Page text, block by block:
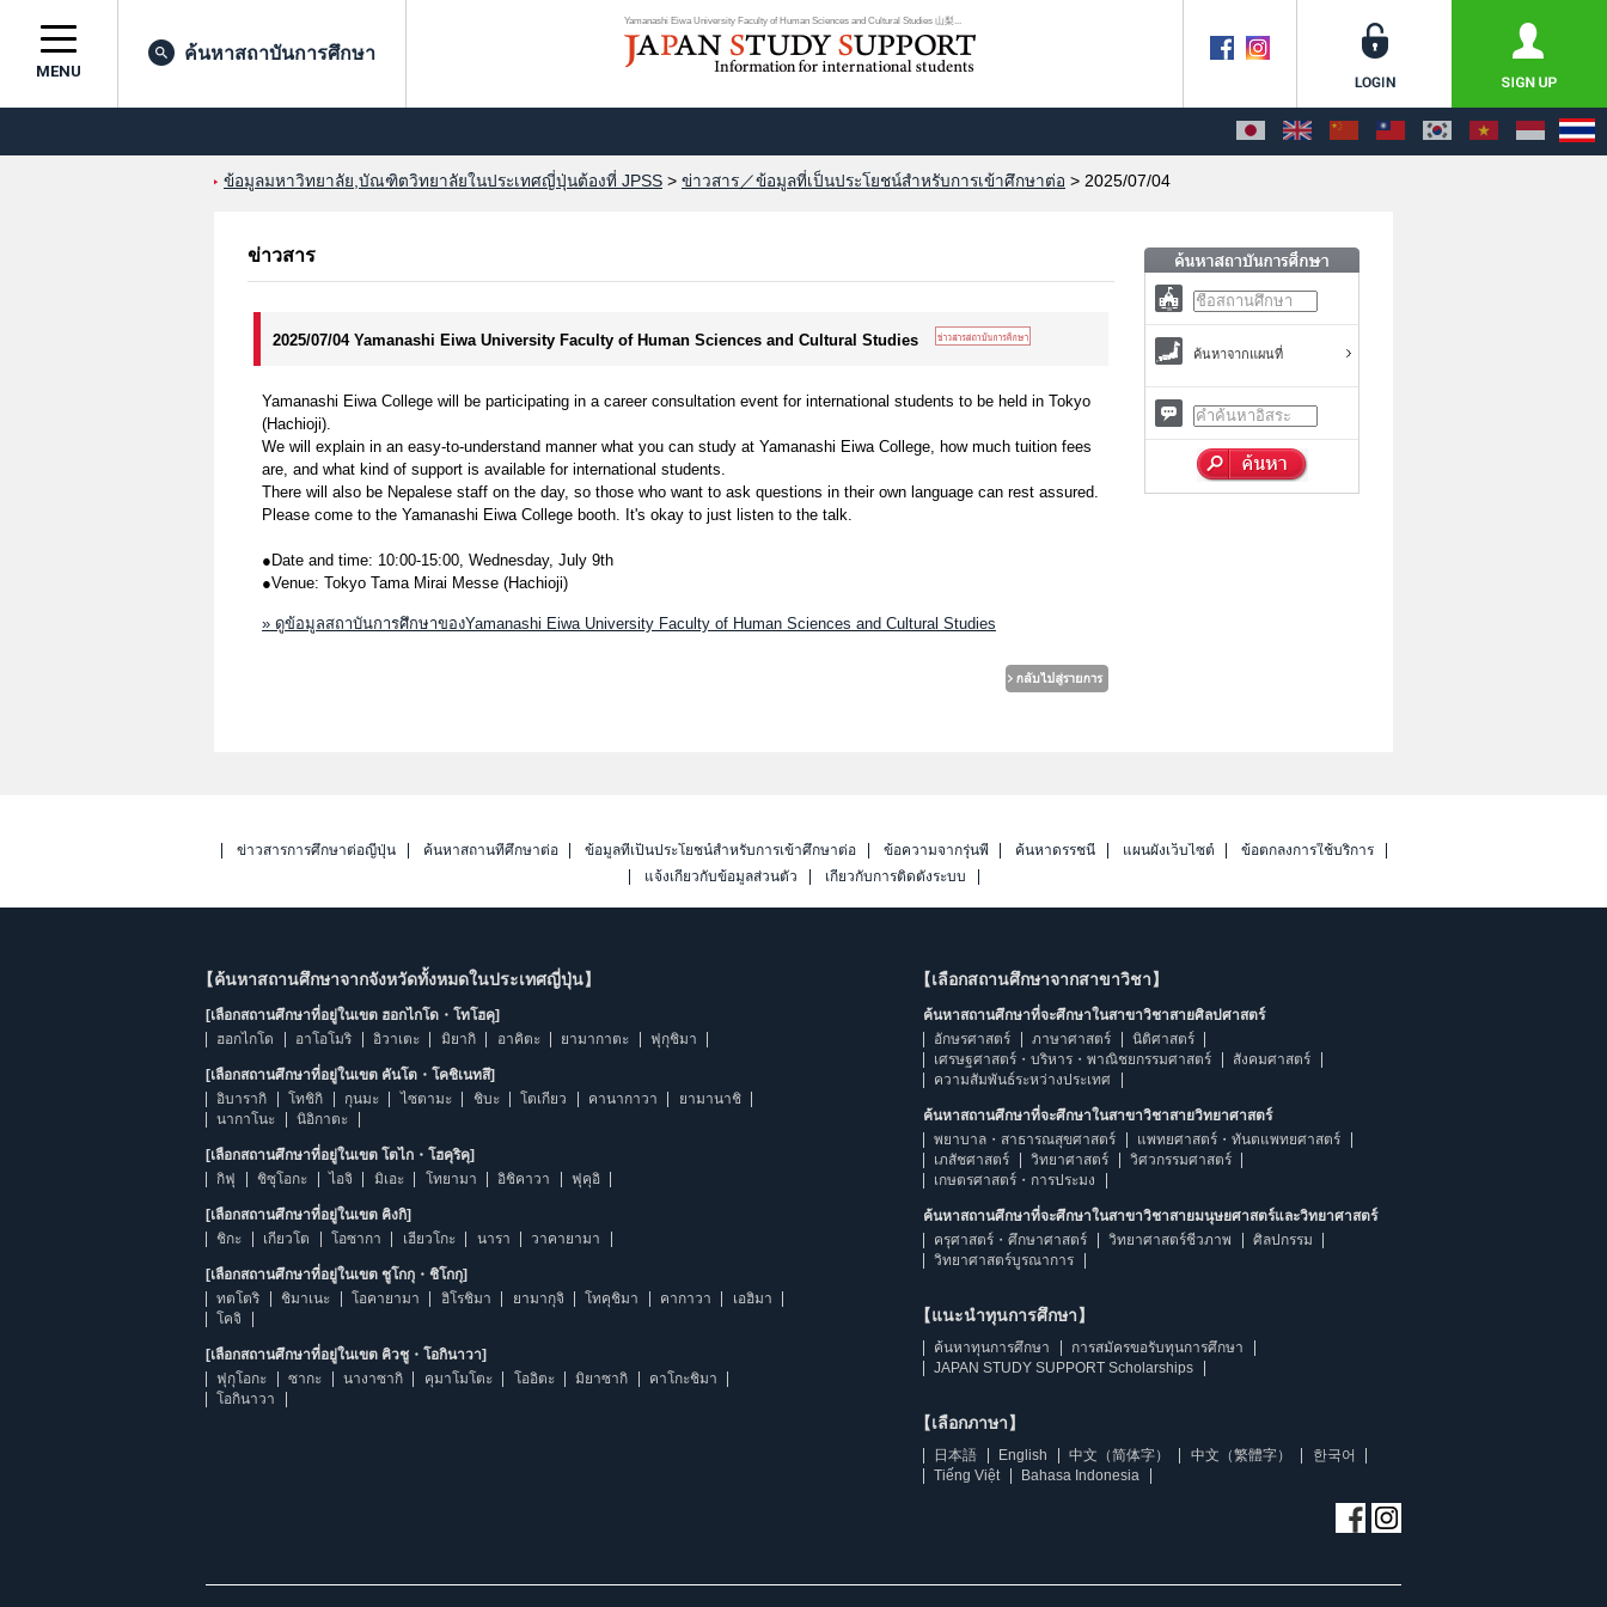
Yamanashi Eiwa University Faculty of Human Sciences and Cultural Studies 山梨...
MENU
ค้นหาสถาบันการศึกษา
ข้อมูลมหาวิทยาลัย,บัณฑิตวิทยาลัยในประเทศญี่ปุ่นต้องที่ JPSS > ข่าวสาร／ข้อมูลที่เป็นประโยชน์สำหรับการเข้าศึกษาต่อ > 2025/07/04
ข่าวสาร
2025/07/04 Yamanashi Eiwa University Faculty of Human Sciences and Cultural Studies
Yamanashi Eiwa College will be participating in a career consultation event for international students to be held in Tokyo
(Hachioji).
We will explain in an easy-to-understand manner what you can study at Yamanashi Eiwa College, how much tuition fees
are, and what kind of support is available for international students.
There will also be Nepalese staff on the day, so those who want to ask questions in their own language can rest assured.
Please come to the Yamanashi Eiwa College booth. It's okay to just listen to the talk.
●Date and time: 10:00-15:00, Wednesday, July 9th
●Venue: Tokyo Tama Mirai Messe (Hachioji)
» ดูข้อมูลสถาบันการศึกษาของYamanashi Eiwa University Faculty of Human Sciences and Cultural Studies
ค้นหาจากแผนที่
ข่าวสารการศึกษาต่อญี่ปุ่น ค้นหาสถานที่ศึกษาต่อ ข้อมูลที่เป็นประโยชน์สำหรับการเข้าศึกษาต่อ ข้อความจากรุ่นพี่ ค้นหาดรรชนี แผนผังเว็บไซต์
ข้อตกลงการใช้บริการ
แจ้งเกี่ยวกับข้อมูลส่วนตัว
เกี่ยวกับการติดตั้งระบบ
【ค้นหาสถานศึกษาจากจังหวัดทั้งหมดในประเทศญี่ปุ่น】
[เลือกสถานศึกษาที่อยู่ในเขต ฮอกไกโด・โทโฮคุ]
ฮอกไกโด
อาโอโมริ อิวาเตะ มิยากิ อาคิตะ ยามากาตะ ฟุกุชิมา
[เลือกสถานศึกษาที่อยู่ในเขต คันโต・โคชิเนทสึ]
อิบารากิ
โทชิกิ กุนมะ ไซตามะ ชิบะ โตเกียว คานากาวา
ยามานาชิ
นากาโนะ
นิอิกาตะ
[เลือกสถานศึกษาที่อยู่ในเขต โตไก・โฮคุริคุ]
กิฟุ
ชิซุโอกะ ไอจิ มิเอะ โทยามา อิชิคาวา ฟุคุอิ
[เลือกสถานศึกษาที่อยู่ในเขต คิงกิ]
ชิกะ
เกียวโต โอซากา เฮียวโกะ นารา วาคายามา
[เลือกสถานศึกษาที่อยู่ในเขต ชูโกกุ・ชิโกกุ]
ทตโตริ
ชิมาเนะ โอคายามา ฮิโรชิมา ยามากุจิ โทคุชิมา คากาวา
เอฮิมา
โคจิ
[เลือกสถานศึกษาที่อยู่ในเขต คิวชู・โอกินาวา]
ฟุกุโอกะ
ซากะ นางาซากิ คุมาโมโตะ โออิตะ มิยาซากิ
คาโกะชิมา
โอกินาวา
【เลือกสถานศึกษาจากสาขาวิชา】
ค้นหาสถานศึกษาที่จะศึกษาในสาขาวิชาสายศิลปศาสตร์
อักษรศาสตร์
ภาษาศาสตร์
นิติศาสตร์
เศรษฐศาสตร์・บริหาร・พาณิชยกรรมศาสตร์
สังคมศาสตร์
ความสัมพันธ์ระหว่างประเทศ
ค้นหาสถานศึกษาที่จะศึกษาในสาขาวิชาสายวิทยาศาสตร์
พยาบาล・สาธารณสุขศาสตร์
แพทยศาสตร์・ทันตแพทยศาสตร์
เภสัชศาสตร์
วิทยาศาสตร์
วิศวกรรมศาสตร์
เกษตรศาสตร์・การประมง
ค้นหาสถานศึกษาที่จะศึกษาในสาขาวิชาสายมนุษยศาสตร์และวิทยาศาสตร์
ครุศาสตร์・ศึกษาศาสตร์
วิทยาศาสตร์ชีวภาพ
ศิลปกรรม
วิทยาศาสตร์บูรณาการ
【แนะนำทุนการศึกษา】
ค้นหาทุนการศึกษา
การสมัครขอรับทุนการศึกษา
JAPAN STUDY SUPPORT Scholarships
【เลือกภาษา】
日本語 English 中文（简体字） 中文（繁體字）
한국어
Tiếng Việt
Bahasa Indonesia